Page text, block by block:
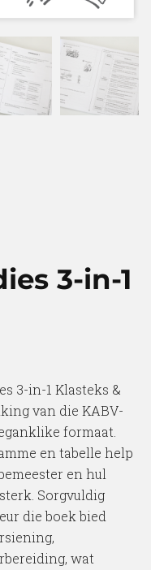
3-in-1
3-in-1 Klasteks &
van die KABV-
formaat.
en tabelle help
en hul
Sorgvuldig
die boek bied
wat